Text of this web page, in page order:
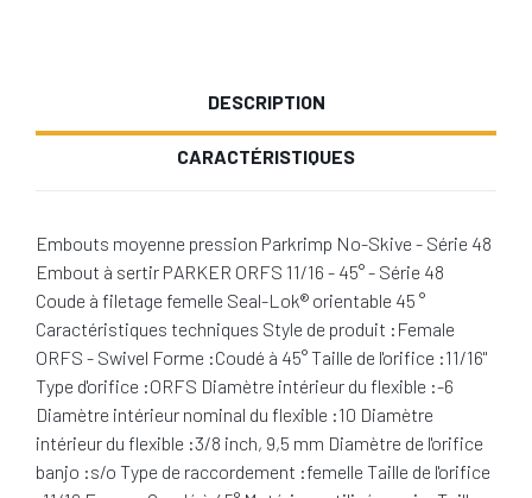
DESCRIPTION
CARACTÉRISTIQUES
Embouts moyenne pression Parkrimp No-Skive - Série 48
Embout à sertir PARKER ORFS 11/16 - 45° - Série 48
Coude à filetage femelle Seal-Lok® orientable 45 °
Caractéristiques techniques Style de produit :Female
ORFS - Swivel Forme :Coudé à 45° Taille de l'orifice :11/16"
Type d'orifice :ORFS Diamètre intérieur du flexible :-6
Diamètre intérieur nominal du flexible :10 Diamètre
intérieur du flexible :3/8 inch, 9,5 mm Diamètre de l'orifice
banjo :s/o Type de raccordement :femelle Taille de l'orifice